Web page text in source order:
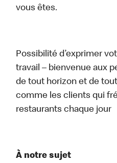
vous êtes.
Possibilité d’exprimer
travail – bienvenue aux
de tout horizon et de
comme les clients qui
restaurants chaque jour
À notre sujet